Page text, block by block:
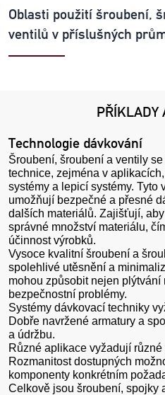
Oblasti použití šroubení,
ventilů v příslušných
PŘÍKLADY
Technologie dávkování
Šroubení, šroubení a ventily
technice, zejména v
systémy a lepicí systémy. Tyto
umožňují bezpečné a přesné
dalších materiálů. Zajišťují,
správné množství materiálu,
účinnost výrobků.
Vysoce kvalitní šroubení a
spolehlivé utěsnění a
mohou způsobit nejen plýtvání
bezpečnostní problémy.
Systémy dávkovací techniky
Dobře navržené armatury a
a údržbu.
Různé aplikace vyžadují
Rozmanitost dostupných
komponenty konkrétním
Celkově jsou šroubení, spojky